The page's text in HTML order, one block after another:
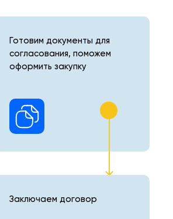
Готовим документы для
согласования, поможем
оформить закупку
Заключаем договор